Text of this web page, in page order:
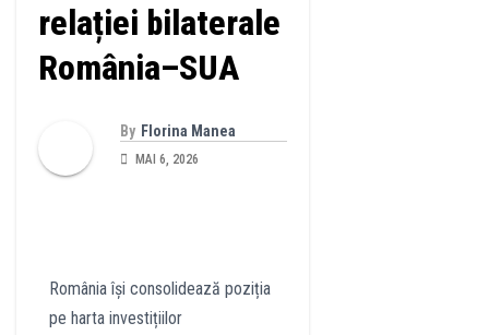
relației bilaterale
România–SUA
By Florina Manea
MAI 6, 2026
România își consolidează poziția
pe harta investițiilor